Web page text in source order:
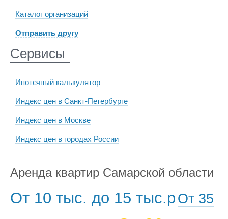
Каталог организаций
Отправить другу
Сервисы
Ипотечный калькулятор
Индекс цен в Санкт-Петербурге
Индекс цен в Москве
Индекс цен в городах России
Аренда квартир Самарской области
От 10 тыс. до 15 тыс.р От 35